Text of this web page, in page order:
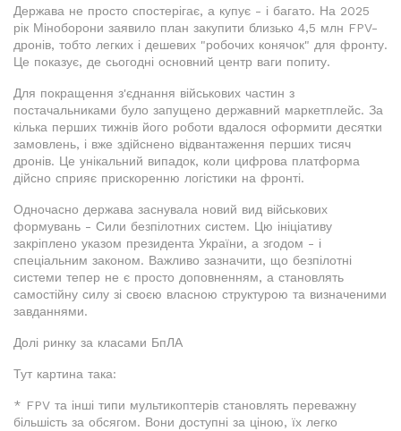
Держава не просто спостерігає, а купує - і багато. На 2025
рік Міноборони заявило план закупити близько 4,5 млн FPV-
дронів, тобто легких і дешевих "робочих конячок" для фронту.
Це показує, де сьогодні основний центр ваги попиту.
Для покращення з'єднання військових частин з
постачальниками було запущено державний маркетплейс. За
кілька перших тижнів його роботи вдалося оформити десятки
замовлень, і вже здійснено відвантаження перших тисяч
дронів. Це унікальний випадок, коли цифрова платформа
дійсно сприяє прискоренню логістики на фронті.
Одночасно держава заснувала новий вид військових
формувань - Сили безпілотних систем. Цю ініціативу
закріплено указом президента України, а згодом - і
спеціальним законом. Важливо зазначити, що безпілотні
системи тепер не є просто доповненням, а становлять
самостійну силу зі своєю власною структурою та визначеними
завданнями.
Долі ринку за класами БпЛА
Тут картина така:
* FPV та інші типи мультикоптерів становлять переважну
більшість за обсягом. Вони доступні за ціною, їх легко